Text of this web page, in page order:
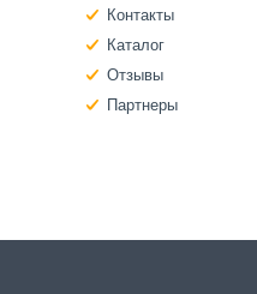
Контакты
Каталог
Отзывы
Партнеры